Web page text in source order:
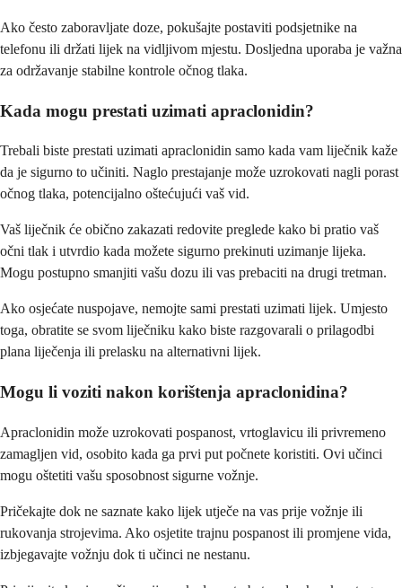
Ako često zaboravljate doze, pokušajte postaviti podsjetnike na
telefonu ili držati lijek na vidljivom mjestu. Dosljedna uporaba je važna
za održavanje stabilne kontrole očnog tlaka.
Kada mogu prestati uzimati apraclonidin?
Trebali biste prestati uzimati apraclonidin samo kada vam liječnik kaže
da je sigurno to učiniti. Naglo prestajanje može uzrokovati nagli porast
očnog tlaka, potencijalno oštećujući vaš vid.
Vaš liječnik će obično zakazati redovite preglede kako bi pratio vaš
očni tlak i utvrdio kada možete sigurno prekinuti uzimanje lijeka.
Mogu postupno smanjiti vašu dozu ili vas prebaciti na drugi tretman.
Ako osjećate nuspojave, nemojte sami prestati uzimati lijek. Umjesto
toga, obratite se svom liječniku kako biste razgovarali o prilagodbi
plana liječenja ili prelasku na alternativni lijek.
Mogu li voziti nakon korištenja apraclonidina?
Apraclonidin može uzrokovati pospanost, vrtoglavicu ili privremeno
zamagljen vid, osobito kada ga prvi put počnete koristiti. Ovi učinci
mogu oštetiti vašu sposobnost sigurne vožnje.
Pričekajte dok ne saznate kako lijek utječe na vas prije vožnje ili
rukovanja strojevima. Ako osjetite trajnu pospanost ili promjene vida,
izbjegavajte vožnju dok ti učinci ne nestanu.